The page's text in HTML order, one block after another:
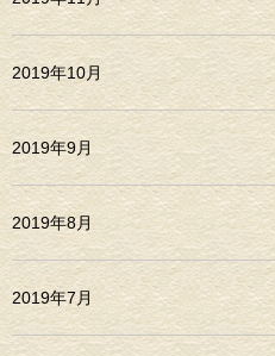
2019年10月
2019年9月
2019年8月
2019年7月